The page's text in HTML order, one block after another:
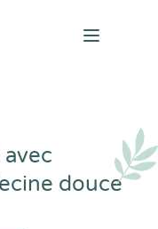
Open
douce